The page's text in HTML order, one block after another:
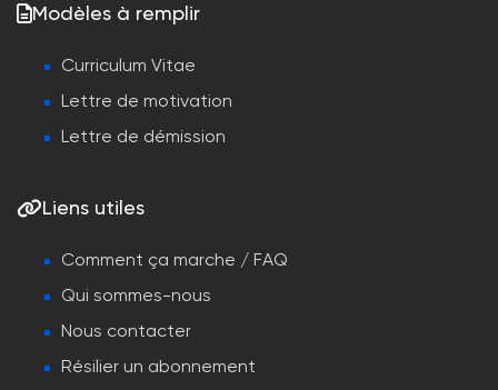
Modèles à remplir
Curriculum Vitae
Lettre de motivation
Lettre de démission
Liens utiles
Comment ça marche / FAQ
Qui sommes-nous
Nous contacter
Résilier un abonnement